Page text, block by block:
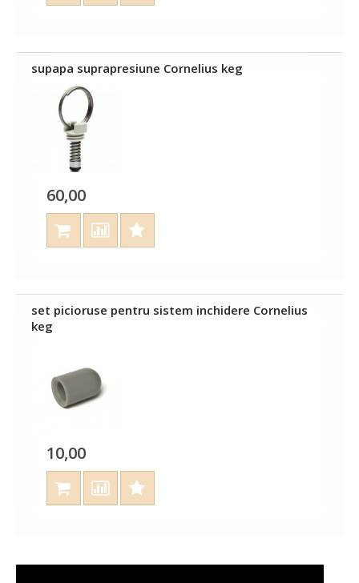
supapa suprapresiune Cornelius keg
60,00
set picioruse pentru sistem inchidere Cornelius
keg
10,00